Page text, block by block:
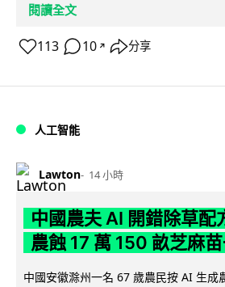
閱讀全文
113 10 ↗ 分享
人工智能
Lawton 14 小時
中國農夫 AI 開錯除草配
農蝕 17 萬 150 畝芝麻
中國安徽滁州一名 67 歲農民按 AI 生成